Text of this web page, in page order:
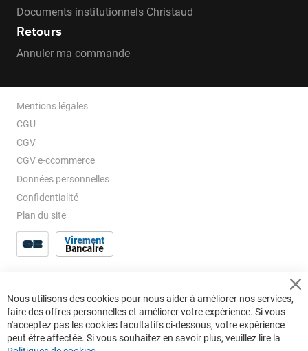
Documents institutionnels Christaud
Retours
Annuler ma commande
Mentions légales
CGU
CGV
CGV e-ccommerce
Données personnelles
Confidentialité
Plan du site
Nous utilisons des cookies pour nous aider à améliorer nos services,
faire des offres personnelles et améliorer votre expérience. Si vous
n'acceptez pas les cookies facultatifs ci-dessous, votre expérience
peut être affectée. Si vous souhaitez en savoir plus, veuillez lire la